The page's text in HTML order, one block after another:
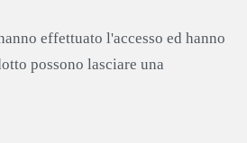
effettuato l'accesso ed hanno
possono lasciare una